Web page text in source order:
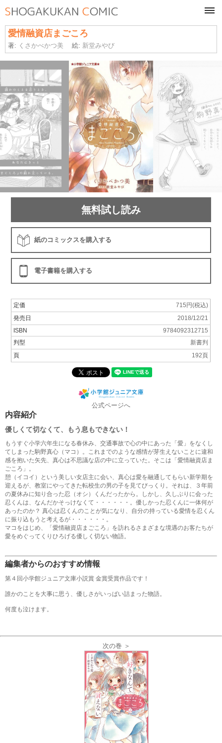
愛情融資店まごころ
著: くさかべかつ美 絵: 新堂みやび
無料試し読み
紙のコミックスを購入する
電子書籍を購入する
定価
715円(税込)
発売日
2018/12/21
ISBN
9784092312715
判型
新書判
頁
192頁
公式ページへ
内容紹介
優しくて切なくて、もう息もできない！
もうすぐ小学六年生になる春休み、交通事故で心の中にあった「愛」をなくし
てしまった駒野真心（マコ）。これまでのような感情が芽生えないことに違和
感を抱いた矢先、真心は不思議な店の中に立っていた。そこは「愛情融資店ま
ごころ」。
憩（イコイ）という美しい女店主に会い、真心は愛を融通してもらい新学期を
迎えるが、教室にやってきた転校生の男の子を見てびっくり。それは、３年前
の夏休みに知り合った忍（オシ）くんだったから。しかし、久しぶりに会った
忍くんは、なんだかそっけなくて・・・・・・。優しかった忍くんに一体何が
あったのか？ 真心は忍くんのことが気になり、自分の持っている愛情を忍くん
に振り込もうと考えるが・・・・・・。
マコをはじめ、「愛情融資店まごころ」を訪れるさまざまな境遇のお客たちが
愛をめぐってくりひろげる優しく切ない物語。
編集者からのおすすめ情報
第４回小学館ジュニア文庫小説賞 金賞受賞作品です！
誰かのことを大事に思う、優しさがいっぱい詰まった物語。
何度も泣けます。
次の巻 ＞